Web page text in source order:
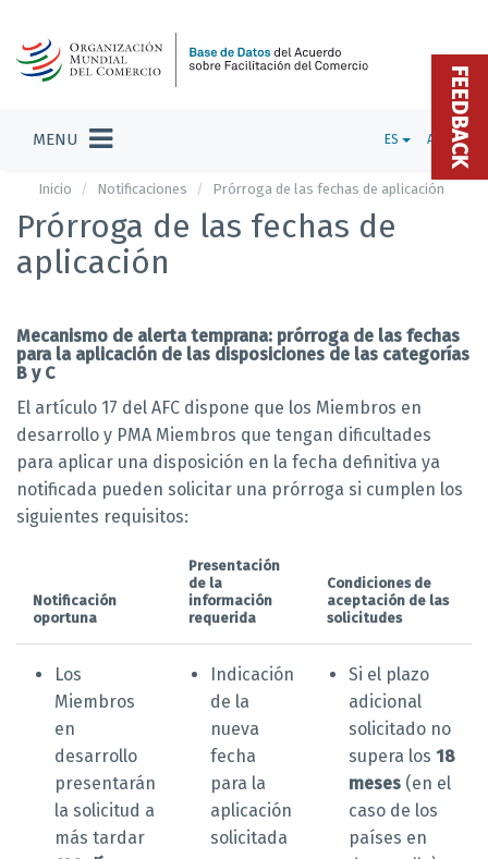
MENU ES ADMIN
Inicio Notificaciones Prórroga de las fechas de aplicación
Prórroga de las fechas de
aplicación
Mecanismo de alerta temprana: prórroga de las fechas
para la aplicación de las disposiciones de las categorías
B y C
El artículo 17 del AFC dispone que los Miembros en
desarrollo y PMA Miembros que tengan dificultades
para aplicar una disposición en la fecha definitiva ya
notificada pueden solicitar una prórroga si cumplen los
siguientes requisitos:
Notificación
oportuna
Presentación
de la
información
requerida
Condiciones de
aceptación de las
solicitudes
Los
Miembros
en
desarrollo
presentarán
la solicitud a
más tardar
Indicación
de la
nueva
fecha
para la
aplicación
solicitada
Si el plazo
adicional
solicitado no
supera los 18
meses (en el
caso de los
países en
FEEDBACK